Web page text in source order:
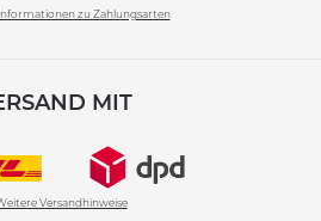
zu Zahlungsarten
MIT
Versandhinweise